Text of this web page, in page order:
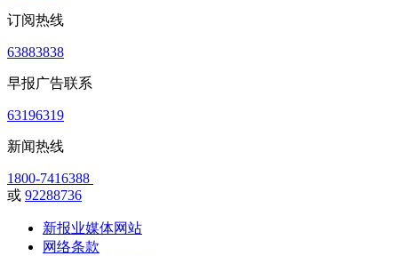
订阅热线
63883838
早报广告联系
63196319
新闻热线
1800-7416388
或 92288736
新报业媒体网站
网络条款